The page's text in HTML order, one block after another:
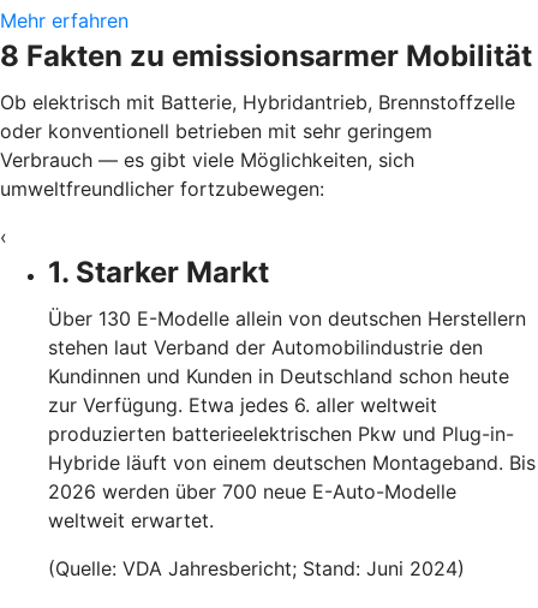
Mehr erfahren
8 Fakten zu emissionsarmer Mobilität
Ob elektrisch mit Batterie, Hybridantrieb, Brennstoffzelle
oder konventionell betrieben mit sehr geringem
Verbrauch — es gibt viele Möglichkeiten, sich
umweltfreundlicher fortzubewegen:
‹
1. Starker Markt
Über 130 E-Modelle allein von deutschen Herstellern
stehen laut Verband der Automobilindustrie den
Kundinnen und Kunden in Deutschland schon heute
zur Verfügung. Etwa jedes 6. aller weltweit
produzierten batterieelektrischen Pkw und Plug-in-
Hybride läuft von einem deutschen Montageband. Bis
2026 werden über 700 neue E-Auto-Modelle
weltweit erwartet.
(Quelle: VDA Jahresbericht; Stand: Juni 2024)